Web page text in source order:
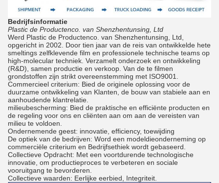
Bedrijfsinformatie
Plastic de Productenco. van Shenzhentunsing, Ltd
Werd Plastic de Productenco. van Shenzhentunsing, Ltd,
opgericht in 2002. Door tien jaar van de reis van ontwikkelde hete
smeltings zelfklevende film en professionele technische teams op
high-molecular techniek. Verzamelt onderzoek en ontwikkeling
(R&D), samen productie en verkoop. Van de te filmen
grondstoffen zijn strikt overeenstemming met ISO9001.
Commercieel criterium: Bied de originele oplossing voor de
duurzame ontwikkeling van Klanten, de bouw van stabiele aan en
aanhoudende klantrelatie.
milieubescherming: Bied de praktische en efficiënte producten en
de regeling voor ons en cliënten aan om aan de vereisten van
milieu te voldoen.
Ondernemende geest: innovatie, efficiency, toewijding
De optiek van de bedrijven: Word een modeldieonderneming op
commerciële criterium en Bedrijfsethiek wordt gebaseerd.
Collectieve Opdracht: Met een voortdurende technologische
innovatie, om productieproces te verbeteren en sociale
vooruitgang te bevorderen.
Collectieve waarden: Eerlijke eerbied, Integriteit.